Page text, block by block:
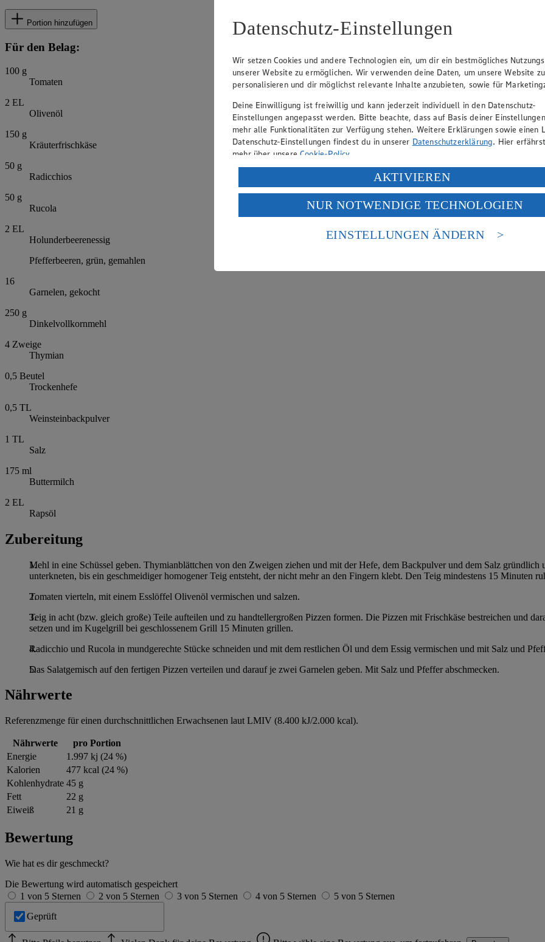
Portion hinzufügen
Für den Belag:
100 g
Tomaten
2 EL
Olivenöl
150 g
Kräuterfrischkäse
50 g
Radicchios
50 g
Rucola
2 EL
Holunderbeerenessig
Pfefferbeeren, grün, gemahlen
16
Garnelen, gekocht
250 g
Dinkelvollkornmehl
4 Zweige
Thymian
0,5 Beutel
Trockenhefe
0,5 TL
Weinsteinbackpulver
1 TL
Salz
175 ml
Buttermilch
2 EL
Rapsöl
Zubereitung
Mehl in eine Schüssel geben. Thymianblättchen von den Zweigen ziehen und mit der Hefe, dem Backpulver und dem Salz
unterkneten, bis ein geschmeidiger homogener Teig entsteht, der nicht mehr an den Fingern klebt. Den Teig mindestens 15 Minuten
Tomaten vierteln, mit einem Esslöffel Olivenöl vermischen und salzen.
Teig in acht (bzw. gleich große) Teile aufteilen und zu handtellergroßen Pizzen formen. Die Pizzen mit Frischkäse bestreichen und
setzen und im Kugelgrill bei geschlossenem Grill 15 Minuten grillen.
Radicchio und Rucola in mundgerechte Stücke schneiden und mit dem restlichen Öl und dem Essig vermischen und mit Salz und
Das Salatgemisch auf den fertigen Pizzen verteilen und darauf je zwei Garnelen geben. Mit Salz und Pfeffer abschmecken.
Nährwerte
Referenzmenge für einen durchschnittlichen Erwachsenen laut LMIV (8.400 kJ/2.000 kcal).
Nährwerte
pro Portion
Energie
1.997 kj (24 %)
Kalorien
477 kcal (24 %)
Kohlenhydrate 45 g
Fett
22 g
Eiweiß
21 g
Bewertung
Wie hat es dir geschmeckt?
Die Bewertung wird automatisch gespeichert
1 von 5 Sternen
2 von 5 Sternen 3 von 5 Sternen 4 von 5 Sternen
5 von 5 Sternen
Geprüft
Datenschutz-Einstellungen
Wir setzen Cookies und andere Technologien ein, um dir ein bestmögliches
unserer Website zu ermöglichen. Wir verwenden deine Daten, um unsere Website zu
personalisieren und dir möglichst relevante Inhalte anzubieten, sowie für
Deine Einwilligung ist freiwillig und kann jederzeit individuell in den Datenschutz-
Einstellungen angepasst werden. Bitte beachte, dass auf Basis deiner
mehr alle Funktionalitäten zur Verfügung stehen. Weitere Erklärungen sowie einen
Datenschutz-Einstellungen findest du in unserer Datenschutzerklärung. Hier
mehr über unsereCookie-Policy.
Verarbeitung deiner personenbezogenen Daten in den USA durch Facebook und
Wenn du auf „Aktivieren“ klickst, willigst du im Sinne des Art. 49 Abs. 1 Satz 1 lit.
ein, dass deine Daten in den USA verarbeitet werden. Der EuGH sieht die USA als
einem nach europäischen Standards nicht angemessenen Datenschutzniveau an. Es
Risiko eines Zugriffs durch US-amerikanische Behörden.
AKTIVIEREN
NUR NOTWENDIGE TECHNOLOGIEN
EINSTELLUNGEN ÄNDERN